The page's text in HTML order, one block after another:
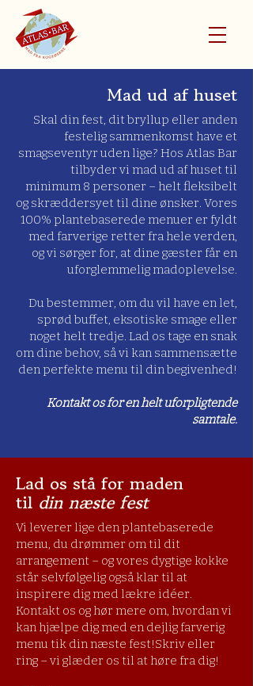
Mad ud af huset
Skal din fest, dit bryllup eller anden
festelig sammenkomst have et
smagseventyr uden lige? Hos Atlas Bar
tilbyder vi mad ud af huset til
minimum 8 personer – helt fleksibelt
og skræddersyet til dine ønsker. Vores
100% plantebaserede menuer er fyldt
med farverige retter fra hele verden,
og vi sørger for, at dine gæster får en
uforglemmelig madoplevelse.
Du bestemmer, om du vil have en let,
sprød buffet, eksotiske smage eller
noget helt tredje. Lad os tage en snak
om dine behov, så vi kan sammensætte
den perfekte menu til din begivenhed!
​Kontakt os for en helt uforpligtende
samtale.
Lad os stå for maden
til din næste fest
Vi leverer lige den plantebaserede
menu, du drømmer om til dit
arrangement – og vores dygtige kokke
står selvfølgelig også klar til at
inspirere dig med lækre idéer.
Kontakt os og hør mere om, hvordan vi
kan hjælpe dig med en dejlig farverig
menu tik din næste fest!Skriv eller
ring – vi glæder os til at høre fra dig!​